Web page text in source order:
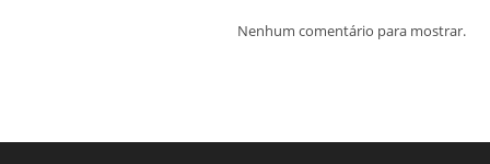
Nenhum comentário para mostrar.